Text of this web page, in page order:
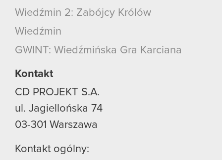
Wiedźmin 2: Zabójcy Królów
Wiedźmin
GWINT: Wiedźmińska Gra Karciana
Kontakt
CD PROJEKT S.A.
ul. Jagiellońska 74
03-301 Warszawa
Kontakt ogólny: